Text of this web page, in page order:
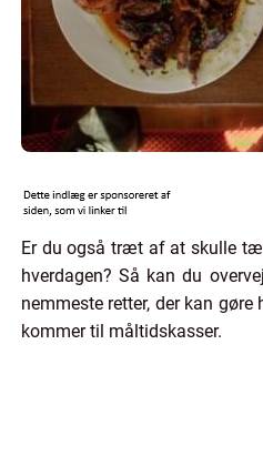
Er du også træt af at skulle
hverdagen? Så kan du
nemmeste retter, der kan
kommer til måltidskasser.